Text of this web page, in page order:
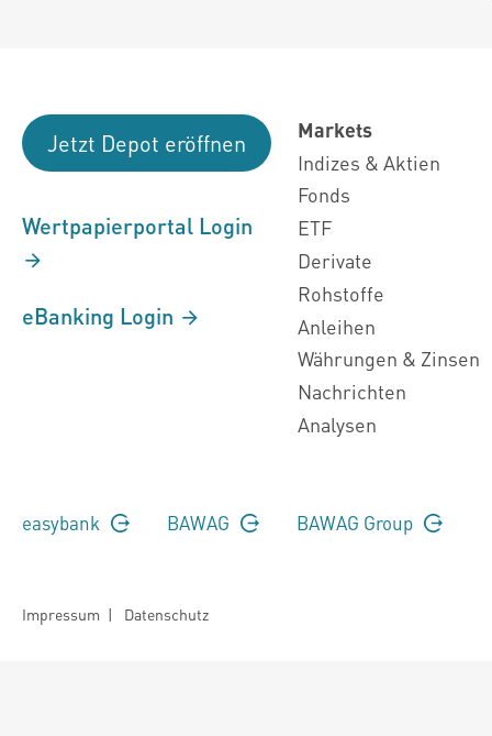
Jetzt Depot eröffnen
Wertpapierportal Login
eBanking Login
Markets
Indizes & Aktien
Fonds
ETF
Derivate
Rohstoffe
Anleihen
Währungen & Zinsen
Nachrichten
Analysen
easybank BAWAG BAWAG Group
Impressum | Datenschutz